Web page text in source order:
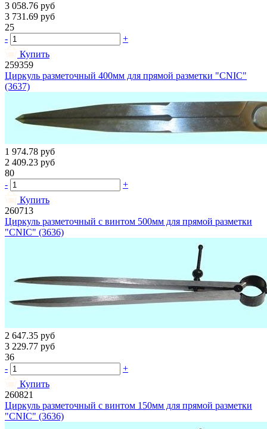
3 058.76 руб
3 731.69 руб
25
-
+
Купить
259359
Циркуль разметочный 400мм для прямой разметки "CNIC"
(3637)
1 974.78 руб
2 409.23 руб
80
-
+
Купить
260713
Циркуль разметочный с винтом 500мм для прямой разметки
"CNIC" (3636)
2 647.35 руб
3 229.77 руб
36
-
+
Купить
260821
Циркуль разметочный с винтом 150мм для прямой разметки
"CNIC" (3636)